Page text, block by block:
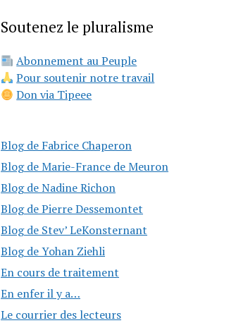
Soutenez le pluralisme
Abonnement au Peuple
Pour soutenir notre travail
Don via Tipeee
Blog de Fabrice Chaperon
Blog de Marie-France de Meuron
Blog de Nadine Richon
Blog de Pierre Dessemontet
Blog de Stev’ LeKonsternant
Blog de Yohan Ziehli
En cours de traitement
En enfer il y a…
Le courrier des lecteurs